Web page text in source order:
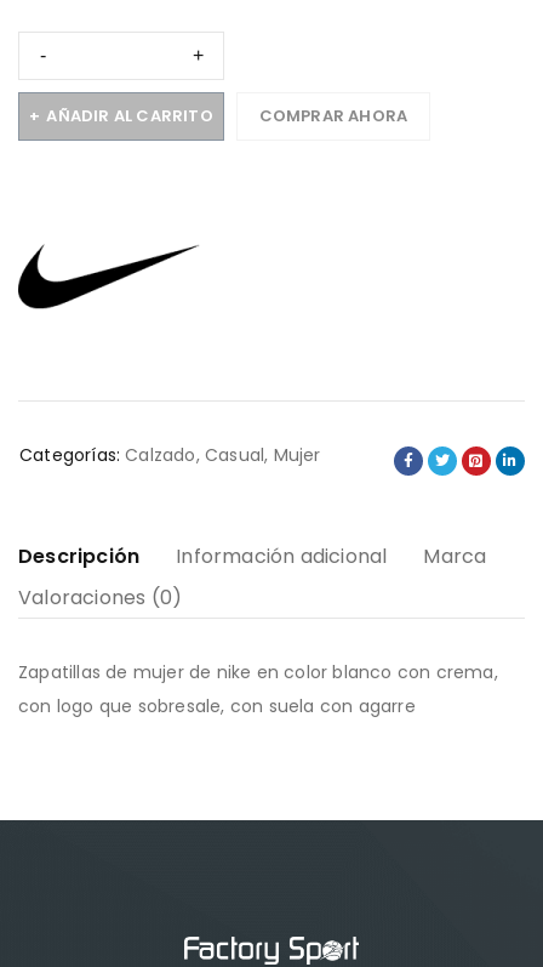
AÑADIR AL CARRITO COMPRAR AHORA
Categorías: Calzado,Casual, Mujer
Descripción Información adicional
Marca
Valoraciones (0)
Zapatillas de mujer de nike en color blanco con crema,
con logo que sobresale, con suela con agarre